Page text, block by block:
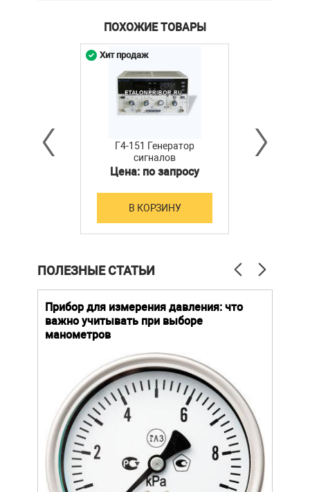
ПОХОЖИЕ ТОВАРЫ
Г4-151 Генератор
сигналов
высокочастотный
Цена: по запросу
В КОРЗИНУ
Хит продаж
ПОЛЕЗНЫЕ СТАТЬИ
Прибор для измерения давления: что
важно учитывать при выборе
манометров